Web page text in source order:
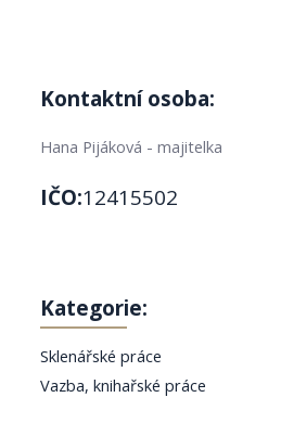
Kontaktní osoba:
Hana Pijáková - majitelka
IČO:12415502
Kategorie:
Sklenářské práce
Vazba, knihařské práce